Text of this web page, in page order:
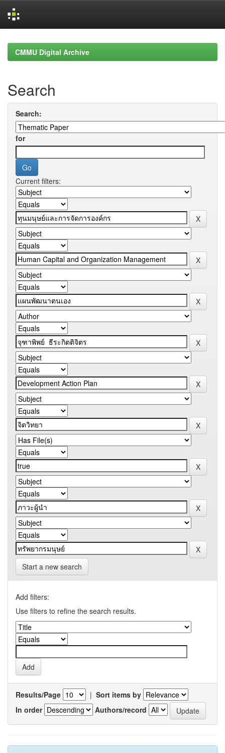
navigationCMMU Digital Archive
Search
Search:
for
Current filters:
Start a new search
Add filters:
Use filters to refine the search results.
Results/Page | Sort items by
In order
Authors/record